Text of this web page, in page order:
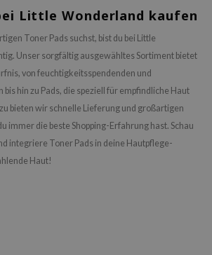
Little Wonderland kaufen
Toner Pads suchst, bist du bei Little
Unser sorgfältig ausgewähltes Sortiment bietet
von feuchtigkeitsspendenden und
hin zu Pads, die speziell für empfindliche Haut
bieten wir schnelle Lieferung und großartigen
immer die beste Shopping-Erfahrung hast. Schau
integriere Toner Pads in deine Hautpflege-
Haut!